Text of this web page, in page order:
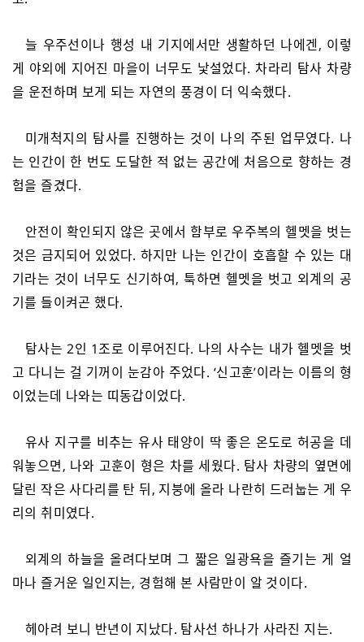
늘 우주선이나 행성 내 기지에서만 생활하던 나에겐, 이렇
게 야외에 지어진 마을이 너무도 낯설었다. 차라리 탐사 차량
을 운전하며 보게 되는 자연의 풍경이 더 익숙했다.
미개척지의 탐사를 진행하는 것이 나의 주된 업무였다. 나
는 인간이 한 번도 도달한 적 없는 공간에 처음으로 향하는 경
험을 즐겼다.
안전이 확인되지 않은 곳에서 함부로 우주복의 헬멧을 벗는
것은 금지되어 있었다. 하지만 나는 인간이 호흡할 수 있는 대
기라는 것이 너무도 신기하여, 툭하면 헬멧을 벗고 외계의 공
기를 들이켜곤 했다.
탐사는 2인 1조로 이루어진다. 나의 사수는 내가 헬멧을 벗
고 다니는 걸 기꺼이 눈감아 주었다. ‘신고훈’이라는 이름의 형
이었는데 나와는 띠동갑이었다.
유사 지구를 비추는 유사 태양이 딱 좋은 온도로 허공을 데
워놓으면, 나와 고훈이 형은 차를 세웠다. 탐사 차량의 옆면에
달린 작은 사다리를 탄 뒤, 지붕에 올라 나란히 드러눕는 게 우
리의 취미였다.
외계의 하늘을 올려다보며 그 짧은 일광욕을 즐기는 게 얼
마나 즐거운 일인지는, 경험해 본 사람만이 알 것이다.
헤아려 보니 반년이 지났다. 탐사선 하나가 사라진 지는.